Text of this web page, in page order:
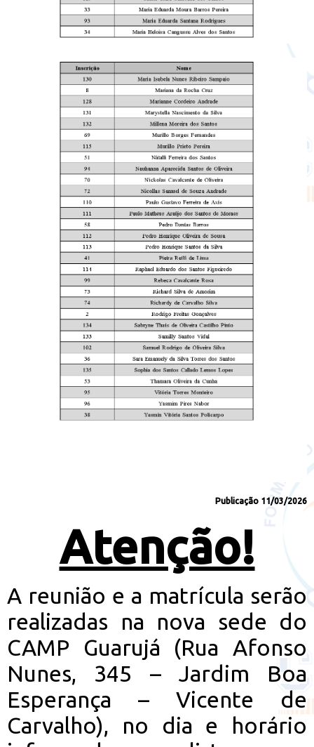
Publicação 11/03/2026
Atenção!
A reunião e a matrícula serão
realizadas na nova sede do
CAMP Guarujá (Rua Afonso
Nunes, 345 – Jardim Boa
Esperança – Vicente de
Carvalho), no dia e horário